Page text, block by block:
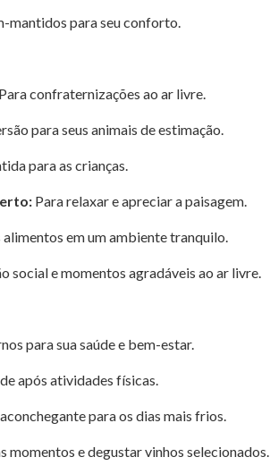
mantidos para seu conforto.
Para confraternizações ao ar livre.
para seus animais de estimação.
para as crianças.
Para relaxar e apreciar a paisagem.
em um ambiente tranquilo.
social e momentos agradáveis ao ar livre.
para sua saúde e bem-estar.
após atividades físicas.
para os dias mais frios.
momentos e degustar vinhos selecionados.